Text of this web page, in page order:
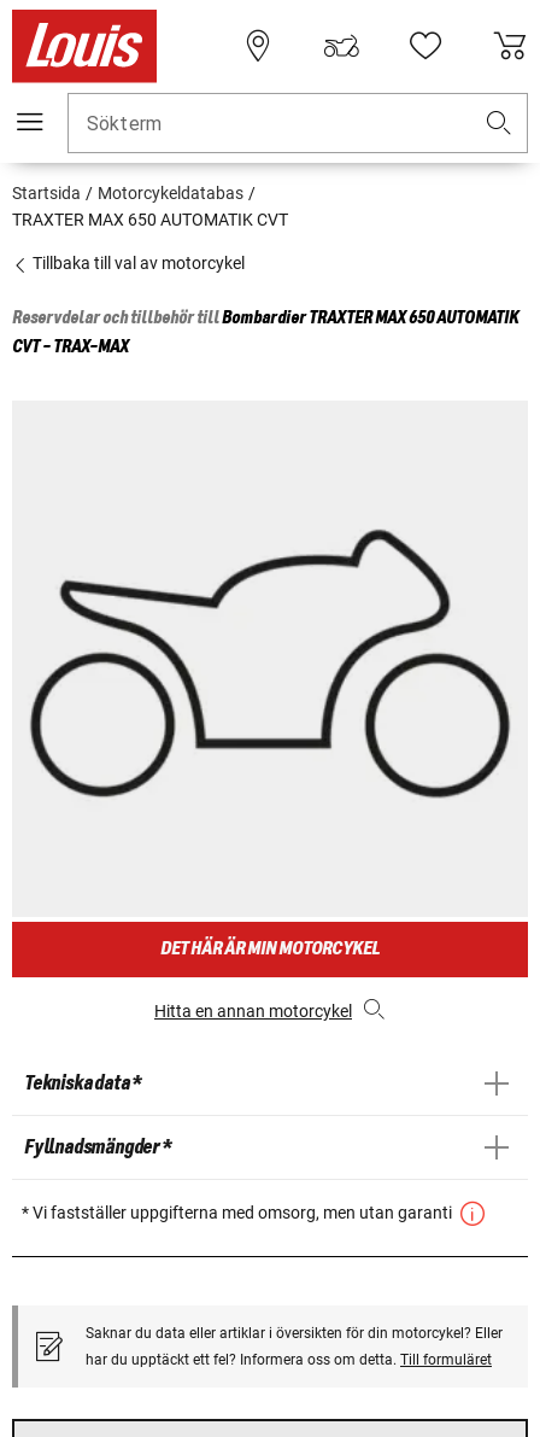
Sökterm
Startsida
Motorcykeldatabas
TRAXTER MAX 650 AUTOMATIK CVT
Tillbaka till val av motorcykel
Reservdelar och tillbehör tillBombardierTRAXTER MAX 650 AUTOMATIK
CVT - TRAX-MAX
DET HÄR ÄR MIN MOTORCYKEL
Hitta en annan motorcykel
Tekniska data *
Fyllnadsmängder *
* Vi fastställer uppgifterna med omsorg, men utan garanti
Saknar du data eller artiklar i översikten för din motorcykel? Eller
har du upptäckt ett fel? Informera oss om detta. Till formuläret